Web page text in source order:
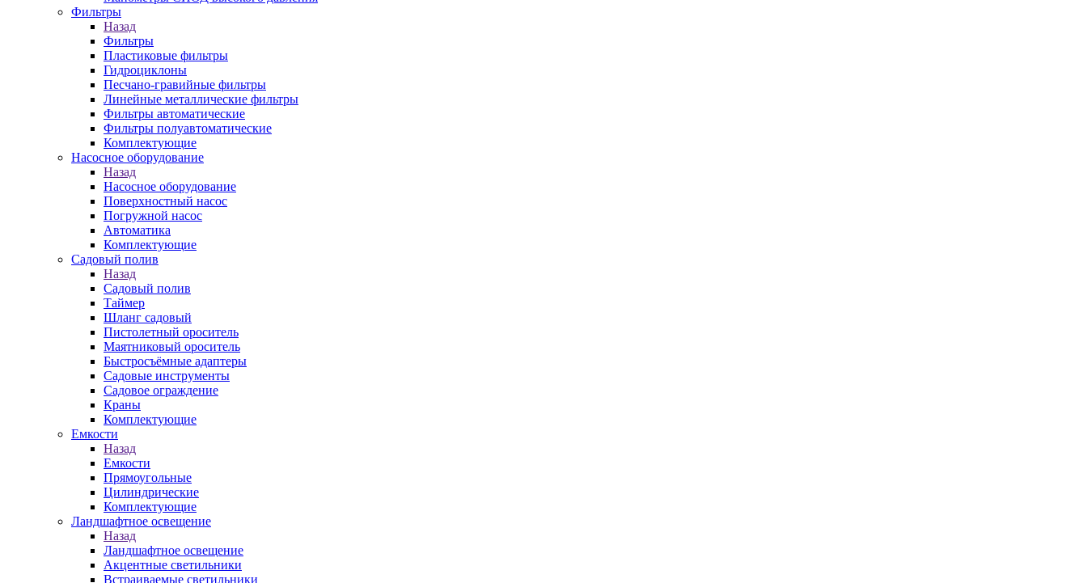
Фильтры
Назад
Фильтры
Пластиковые фильтры
Гидроциклоны
Песчано-гравийные фильтры
Линейные металлические фильтры
Фильтры автоматические
Фильтры полуавтоматические
Комплектующие
Насосное оборудование
Назад
Насосное оборудование
Поверхностный насос
Погружной насос
Автоматика
Комплектующие
Садовый полив
Назад
Садовый полив
Таймер
Шланг садовый
Пистолетный ороситель
Маятниковый ороситель
Быстросъёмные адаптеры
Садовые инструменты
Садовое ограждение
Краны
Комплектующие
Емкости
Назад
Емкости
Прямоугольные
Цилиндрические
Комплектующие
Ландшафтное освещение
Назад
Ландшафтное освещение
Акцентные светильники
Встраиваемые светильники